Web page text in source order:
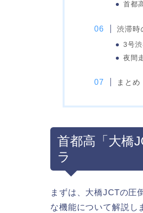
首都
渋滞時
3号
夜間
まとめ
首都高「大橋
ラ
まずは、大橋JCTの圧
な機能について解説し